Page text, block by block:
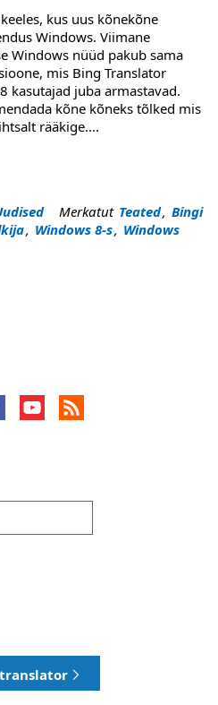
kus uus kõnekõne
Windows. Viimane
Windows nüüd pakub sama
mis Bing Translator
kasutajad juba armastavad.
kõne kõneks tõlked mis
rääkige....
Windowsi rakenduse
Merkatut Teated, Bingi
, Windows 8-s, Windows